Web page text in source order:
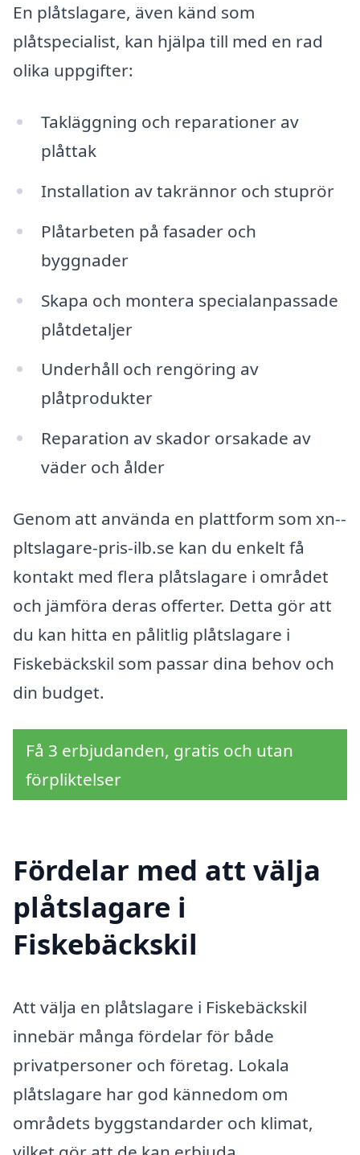
En plåtslagare, även känd som
plåtspecialist, kan hjälpa till med en rad
olika uppgifter:
Takläggning och reparationer av
plåttak
Installation av takrännor och stuprör
Plåtarbeten på fasader och
byggnader
Skapa och montera specialanpassade
plåtdetaljer
Underhåll och rengöring av
plåtprodukter
Reparation av skador orsakade av
väder och ålder
Genom att använda en plattform som xn--
pltslagare-pris-ilb.se kan du enkelt få
kontakt med flera plåtslagare i området
och jämföra deras offerter. Detta gör att
du kan hitta en pålitlig plåtslagare i
Fiskebäckskil som passar dina behov och
din budget.
Få 3 erbjudanden, gratis och utan
förpliktelser
Fördelar med att välja
plåtslagare i
Fiskebäckskil
Att välja en plåtslagare i Fiskebäckskil
innebär många fördelar för både
privatpersoner och företag. Lokala
plåtslagare har god kännedom om
områdets byggstandarder och klimat,